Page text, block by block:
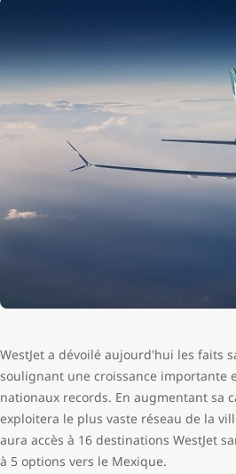
WestJet a dévoilé aujourd'hui les faits
soulignant une croissance importante
nationaux records. En augmentant sa
exploitera le plus vaste réseau de la
aura accès à 16 destinations WestJet
à 5 options vers le Mexique.